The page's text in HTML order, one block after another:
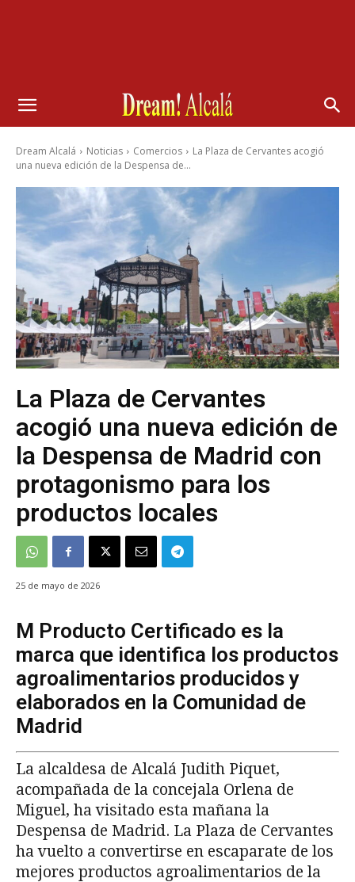
Dream Alcalá Noticias Comercios
La Plaza de Cervantes acogió
una nueva edición de la Despensa de...
La Plaza de Cervantes
acogió una nueva edición de
la Despensa de Madrid con
protagonismo para los
productos locales
25 de mayo de 2026
M Producto Certificado es la
marca que identifica los productos
agroalimentarios producidos y
elaborados en la Comunidad de
Madrid
La alcaldesa de Alcalá Judith Piquet,
acompañada de la concejala Orlena de
Miguel, ha visitado esta mañana la
Despensa de Madrid. La Plaza de Cervantes
ha vuelto a convertirse en escaparate de los
mejores productos agroalimentarios de la